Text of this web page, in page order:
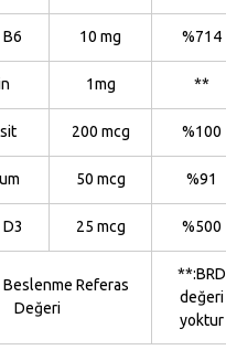
10 mg %714
1mg **
200 mcg %100
50 mcg %91
25 mcg %500
Beslenme Referas
Değeri
**:BRD
değeri
yoktur